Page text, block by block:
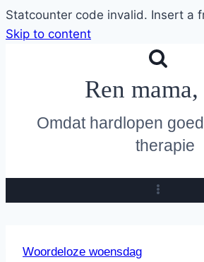
Statcounter code invalid. Insert a
Skip to content
Ren
Omdat hardlopen
therapie
Woordeloze woensdag